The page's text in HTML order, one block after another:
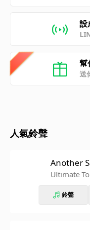
設
幫
送
人氣鈴聲
Another
Ultimate
鈴聲